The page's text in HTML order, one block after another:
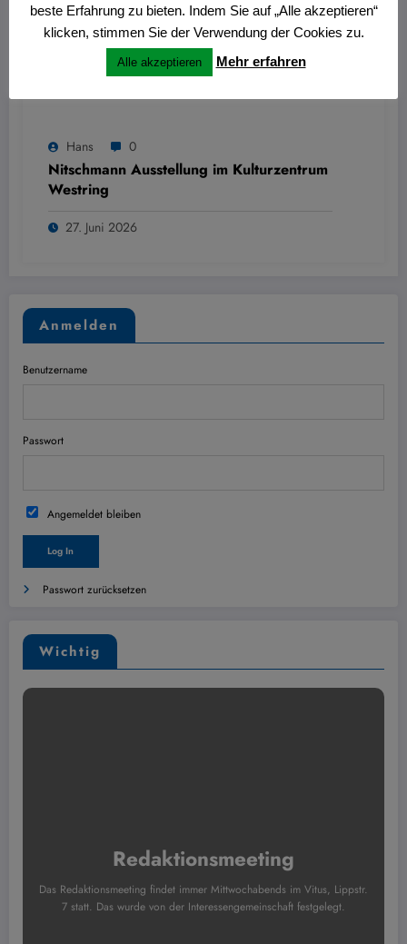
Hans 0
Nitschmann Ausstellung im Kulturzentrum
Westring
27. Juni 2026
Anmelden
Benutzername
Passwort
Angemeldet bleiben
Passwort zurücksetzen
Wichtig
Redaktionsmeeting
Das Redaktionsmeeting findet immer Mittwochabends im Vitus, Lippstr.
7 statt. Das wurde von der Interessengemeinschaft festgelegt.
beste Erfahrung zu bieten. Indem Sie auf „Alle akzeptieren“
klicken, stimmen Sie der Verwendung der Cookies zu.
Alle akzeptieren Mehr erfahren